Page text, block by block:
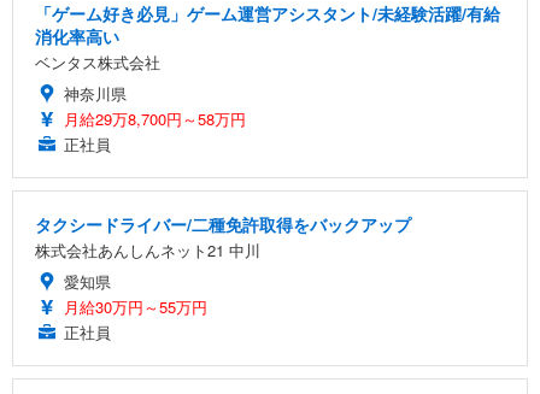
「ゲーム好き必見」ゲーム運営アシスタント/未経験活躍/有給
消化率高い
ベンタス株式会社
神奈川県
月給29万8,700円～58万円
正社員
タクシードライバー/二種免許取得をバックアップ
株式会社あんしんネット21 中川
愛知県
月給30万円～55万円
正社員